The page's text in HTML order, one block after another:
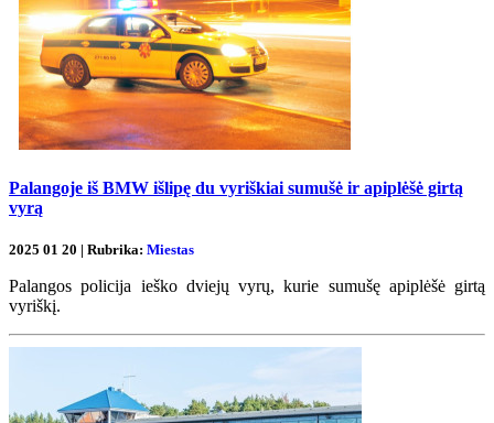
Palangoje iš BMW išlipę du vyriškiai sumušė ir apiplėšė girtą
vyrą
2025 01 20 | Rubrika: Miestas
Palangos policija ieško dviejų vyrų, kurie sumušę apiplėšė girtą
vyriškį.